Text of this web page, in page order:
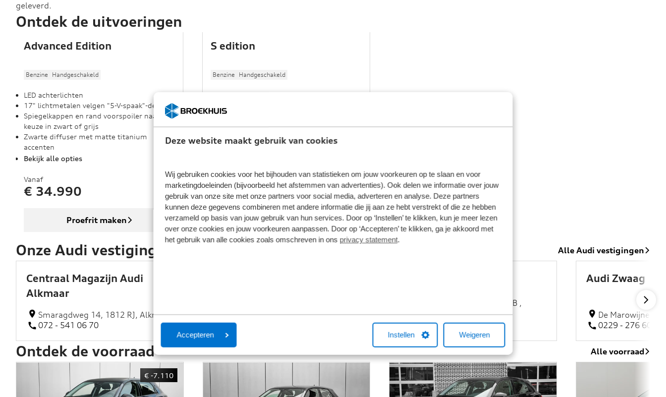
Deze website maakt gebruik van cookies
Wij gebruiken cookies voor het bijhouden van statistieken om jouw voorkeuren op te slaan en voor
marketingdoeleinden (bijvoorbeeld het afstemmen van advertenties). Ook delen we informatie over jouw
gebruik van onze site met onze partners voor social media, adverteren en analyse. Deze partners
kunnen deze gegevens combineren met andere informatie die jij aan ze hebt verstrekt of die ze hebben
verzameld op basis van jouw gebruik van hun services. Door op ‘Instellen’ te klikken, kun je meer lezen
over onze cookies en jouw voorkeuren aanpassen. Door op ‘Accepteren’ te klikken, ga je akkoord met
het gebruik van alle cookies zoals omschreven in ons privacy statement.
Accepteren Instellen Weigeren
geleverd.
Ontdek de uitvoeringen
Advanced Edition
Benzine Handgeschakeld
LED achterlichten
17" lichtmetalen velgen "5-V-spaak"-design
Spiegelkappen en rand voorspoiler naar
keuze in zwart of grijs
Zwarte diffuser met matte titanium
accenten
Bekijk alle opties
Vanaf
€ 34.990
Proefrit maken
S edition
Benzine Handgeschakeld
LED-koplampen inclusief dynamische
knipperlichten achterzijde
Sportstoelen met S line logo
Bekijk alle opties
Vanaf
€ 36.790
Proefrit maken
Onze Audi vestigingen Alle Audi vestigingen
Centraal Magazijn Audi
Alkmaar
Smaragdweg 14, 1812 RJ, Alkmaar
072 - 541 06 70
Leidsevaart 14, 2013 HA, Haarlem
023 - 512 81 28
Binnenzeestraat 7, 1446 AB ,
Purmerend
0299 - 314 100
Audi Zwaag
De Marowijne
0229 - 276 600
Ontdek de voorraad Alle voorraad
€ -7.110